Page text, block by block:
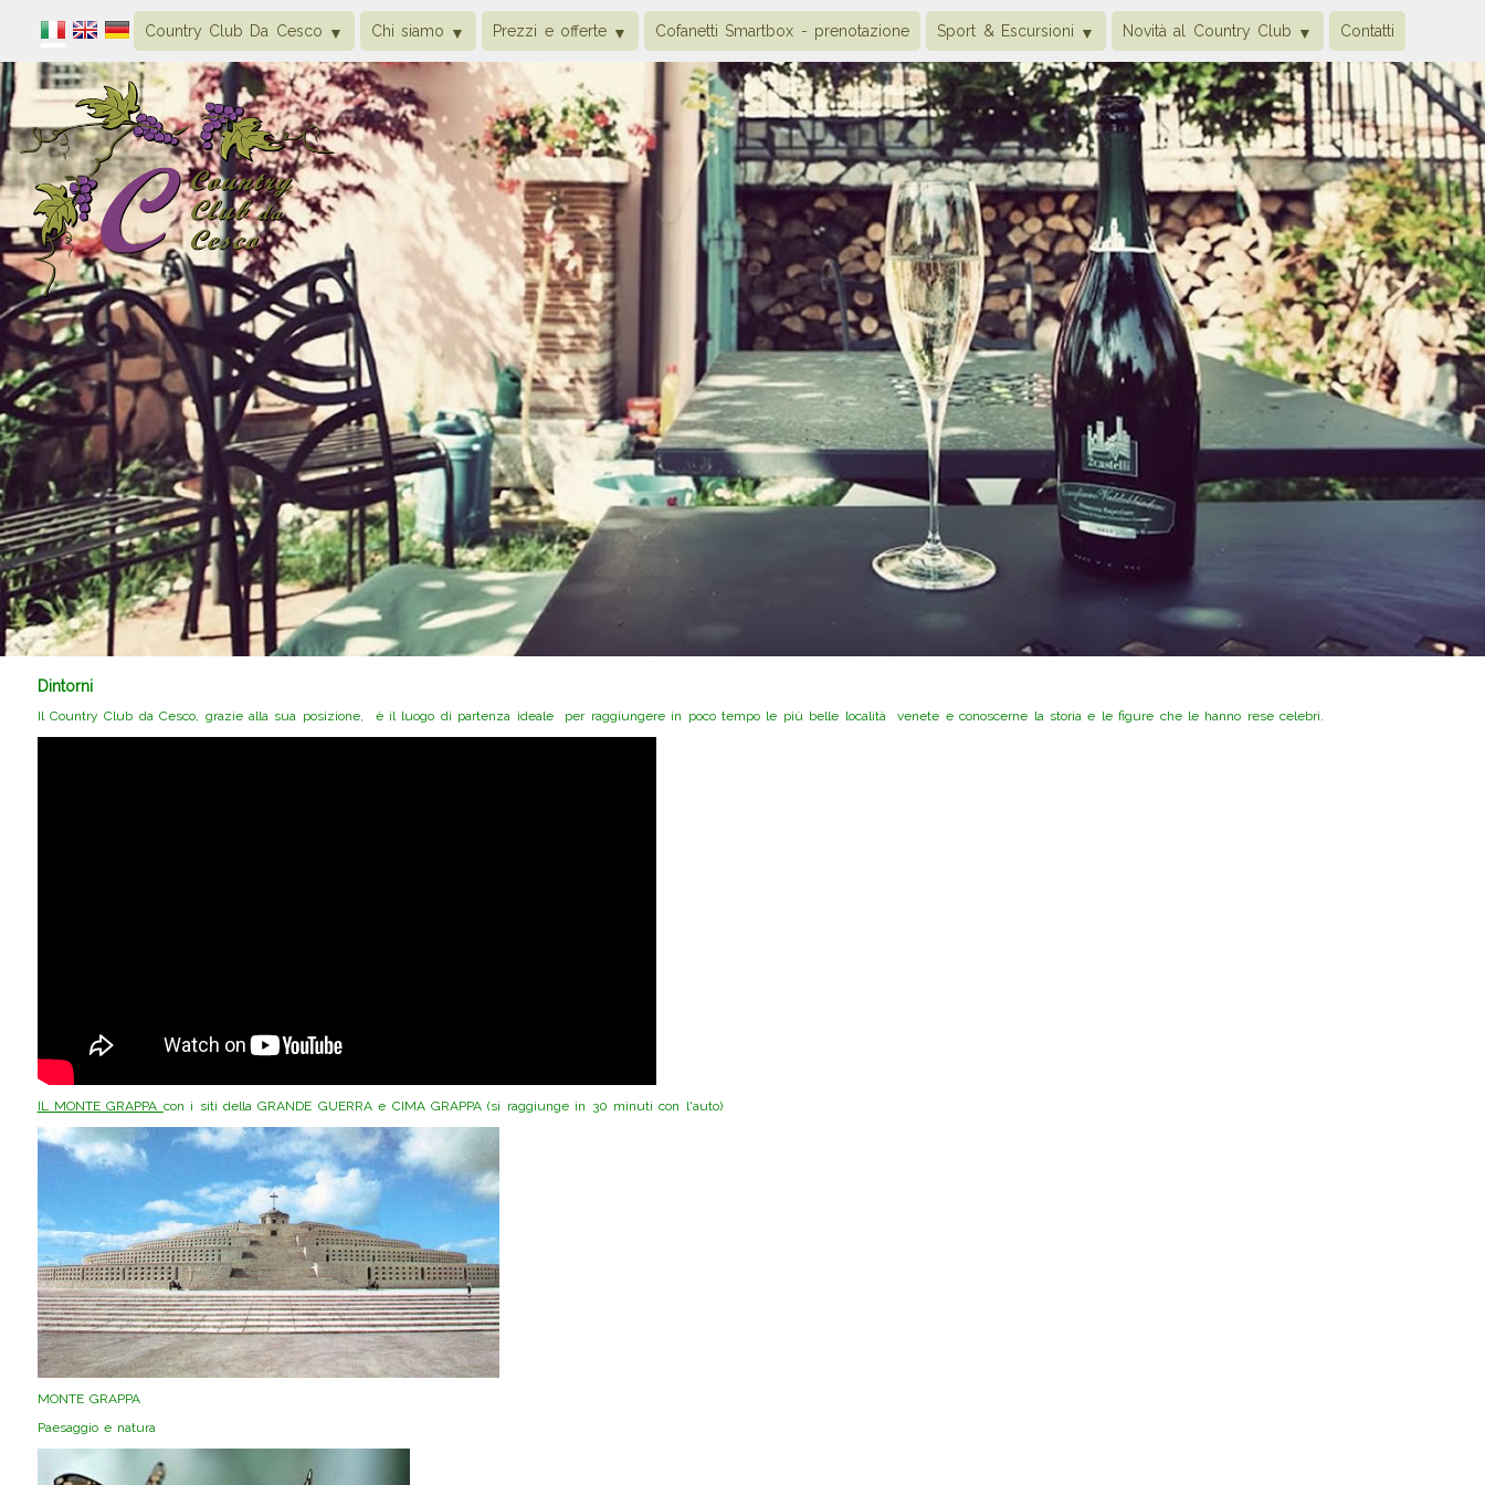
Country Club Da Cesco Chi siamo Prezzi e offerte Cofanetti Smartbox - prenotazione Sport & Escursioni Novità al Country Club Contatti
Dintorni
Il Country Club da Cesco, grazie alla sua posizione, è il luogo di partenza ideale per raggiungere in poco tempo le più belle località venete e conoscerne la storia e le figure che le hanno rese celebri.
IL MONTE GRAPPA con i siti della GRANDE GUERRA e CIMA GRAPPA (si raggiunge in 30 minuti con l'auto)
MONTE GRAPPA
Paesaggio e natura